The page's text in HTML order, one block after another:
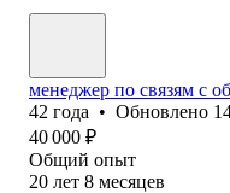
менеджер по связям с
42 года • Обновлено
40 000 ₽
Общий опыт
20 лет 8 месяцев